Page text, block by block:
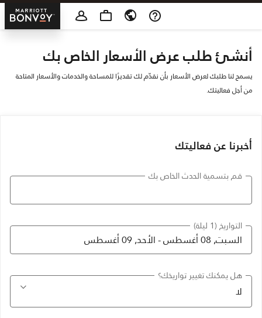
Skip To Content
Bonvoy
أنشئ طلب عرض الأسعار الخاص بك
يسمح لنا طلبك لعرض الأسعار بأن نقدّم لك تقديرًا للمساحة والخدمات والأسعار المتاحة
من أجل فعاليتك.
أخبرنا عن فعاليتك
قم بتسمية الحدث الخاص بك
التواريخ (1 ليلة)
هل يمكنك تغيير تواريخك؟